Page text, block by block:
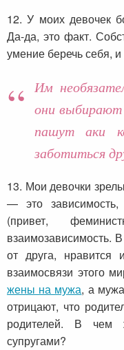
12. У моих девочек
Да-да, это факт.
умение беречь себя,
Им
они выбирают
пашут аки
заботиться
13. Мои девочки
— это зависимость,
(привет,
взаимозависимость.
от друга,
взаимосвязи этого
жены на мужа, а
отрицают, что
родителей. В чем
супругами?